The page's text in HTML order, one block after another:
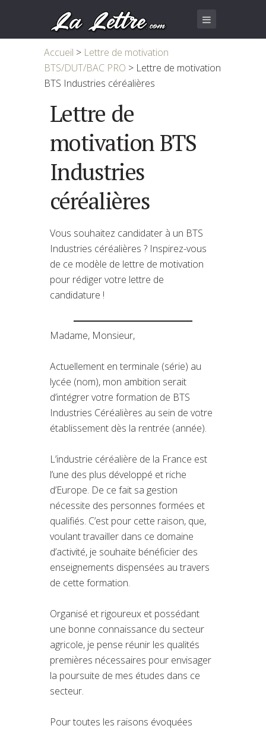
Accueil > Lettre de motivation
BTS/DUT/BAC PRO > Lettre de motivation
BTS Industries céréalières
Lettre de
motivation BTS
Industries
céréalières
Vous souhaitez candidater à un BTS
Industries céréalières ? Inspirez-vous
de ce modèle de lettre de motivation
pour rédiger votre lettre de
candidature !
Madame, Monsieur,
Actuellement en terminale (série) au
lycée (nom), mon ambition serait
d’intégrer votre formation de BTS
Industries Céréalières au sein de votre
établissement dès la rentrée (année).
L’industrie céréalière de la France est
l’une des plus développé et riche
d’Europe. De ce fait sa gestion
nécessite des personnes formées et
qualifiés. C’est pour cette raison, que,
voulant travailler dans ce domaine
d’activité, je souhaite bénéficier des
enseignements dispensées au travers
de cette formation.
Organisé et rigoureux et possédant
une bonne connaissance du secteur
agricole, je pense réunir les qualités
premières nécessaires pour envisager
la poursuite de mes études dans ce
secteur.
Pour toutes les raisons évoquées